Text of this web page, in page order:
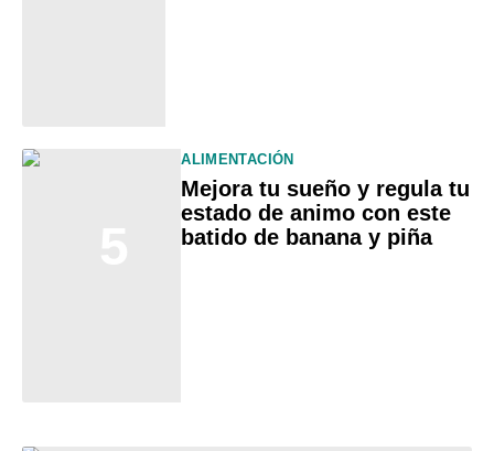
ALIMENTACIÓN
Mejora tu sueño y regula tu
estado de animo con este
batido de banana y piña